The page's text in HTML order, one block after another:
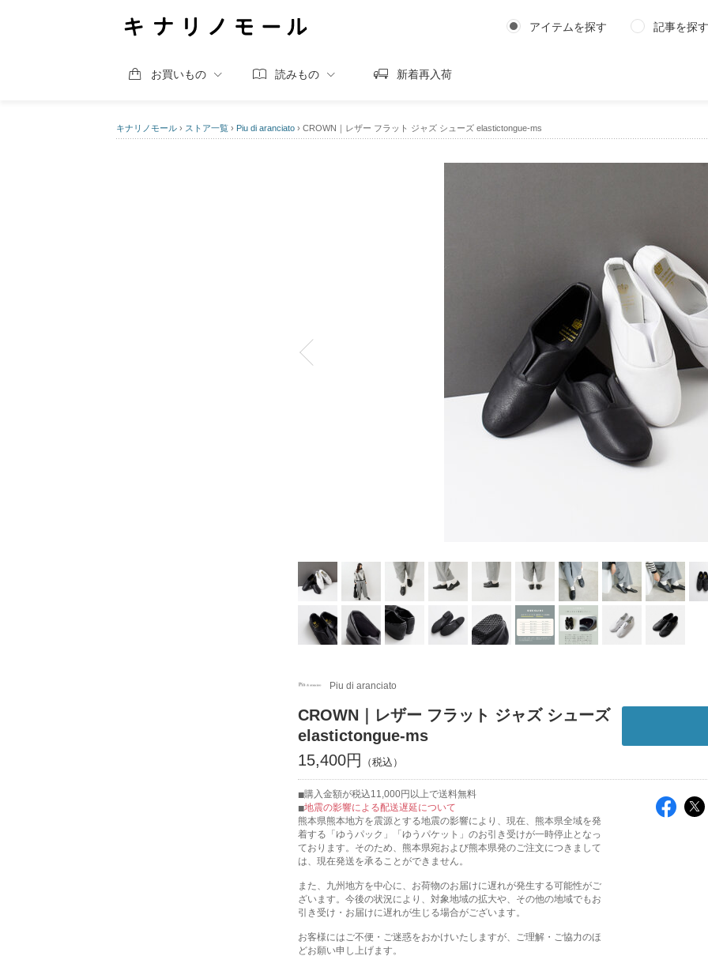
アイテムを探す 記事を探す
お買いもの 読みもの 新着再入荷
キナリノモール › ストア一覧 › Piu di aranciato › CROWN｜レザー フラット ジャズ シューズ elastictongue-ms
Piu di aranciato
CROWN｜レザー フラット ジャズ シューズ
elastictongue-ms
15,400円
購入金額が税込11,000円以上で送料無料
地震の影響による配送遅延について
熊本県熊本地方を震源とする地震の影響により、現在、熊本県全域を発
着する「ゆうパック」「ゆうパケット」のお引き受けが一時停止となっ
ております。そのため、熊本県宛および熊本県発のご注文につきまして
は、現在発送を承ることができません。
また、九州地方を中心に、お荷物のお届けに遅れが発生する可能性がご
ざいます。今後の状況により、対象地域の拡大や、その他の地域でもお
引き受け・お届けに遅れが生じる場合がございます。
お客様にはご不便・ご迷惑をおかけいたしますが、ご理解・ご協力のほ
どお願い申し上げます。